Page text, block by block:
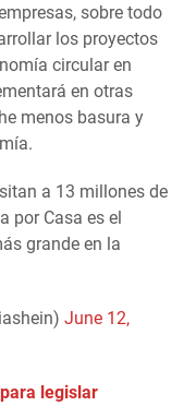
sobre todo
los proyectos
circular en
en otras
menos basura y
a 13 millones de
por Casa es el
grande en la
June 12,
legislar